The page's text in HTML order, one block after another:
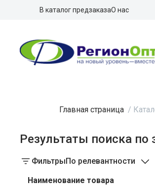
В каталог предзаказаО нас
Главная страница /
Результаты поиска по
ФильтрыПо релевантности
Наименование товара